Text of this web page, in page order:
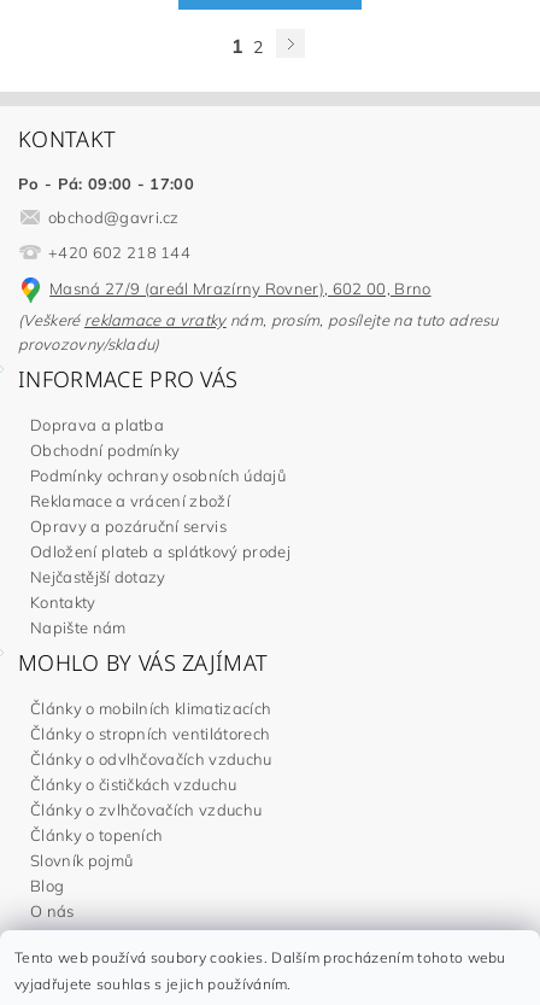
1 2
KONTAKT
Po - Pá: 09:00 - 17:00
obchod@gavri.cz
+420 602 218 144
Masná 27/9 (areál Mrazírny Rovner), 602 00, Brno
(Veškeré reklamace a vratkynám, prosím, posílejte na tuto adresu
provozovny/skladu)
INFORMACE PRO VÁS
Doprava a platba
Obchodní podmínky
Podmínky ochrany osobních údajů
Reklamace a vrácení zboží
Opravy a pozáruční servis
Odložení plateb a splátkový prodej
Nejčastější dotazy
Kontakty
Napište nám
MOHLO BY VÁS ZAJÍMAT
Články o mobilních klimatizacích
Články o stropních ventilátorech
Články o odvlhčovačích vzduchu
Články o čističkách vzduchu
Články o zvlhčovačích vzduchu
Články o topeních
Slovník pojmů
Blog
O nás
Noaton.cz | Noaton.de | Noaton.es | Gavri.sk | Gavri.es
Tento web používá soubory cookies. Dalším procházením tohoto webu
vyjadřujete souhlas s jejich používáním.